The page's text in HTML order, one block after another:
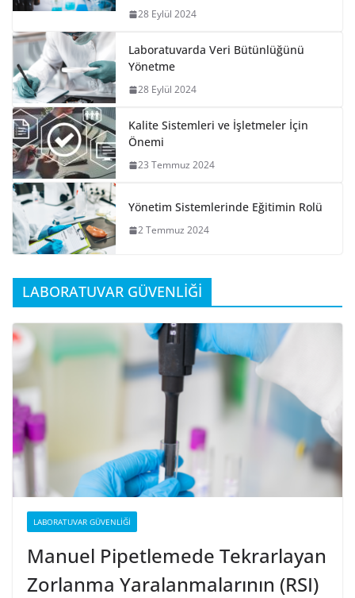
28 Eylül 2024
Laboratuvarda Veri Bütünlüğünü
Yönetme
28 Eylül 2024
Kalite Sistemleri ve İşletmeler İçin
Önemi
23 Temmuz 2024
Yönetim Sistemlerinde Eğitimin Rolü
2 Temmuz 2024
LABORATUVAR GÜVENLİĞİ
LABORATUVAR GÜVENLIĞI
Manuel Pipetlemede Tekrarlayan
Zorlanma Yaralanmalarının (RSI)